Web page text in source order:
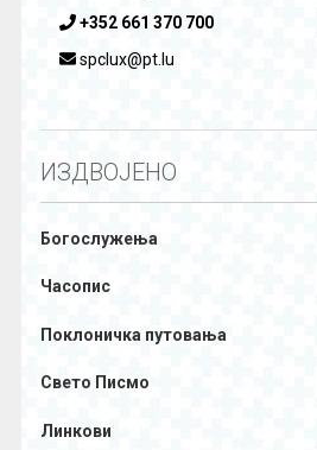
+352 661 370 700
spclux@pt.lu
ИЗДВОЈЕНО
Богослужења
Часопис
Поклоничка путовања
Свето Писмо
Линкови